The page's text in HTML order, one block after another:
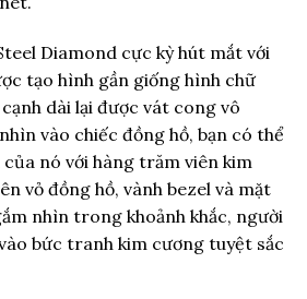
Diamond cực kỳ hút mắt với
tạo hình gần giống hình chữ
dài lại được vát cong vô
vào chiếc đồng hồ, bạn có thể
của nó với hàng trăm viên kim
vỏ đồng hồ, vành bezel và mặt
nhìn trong khoảnh khắc, người
bức tranh kim cương tuyệt sắc